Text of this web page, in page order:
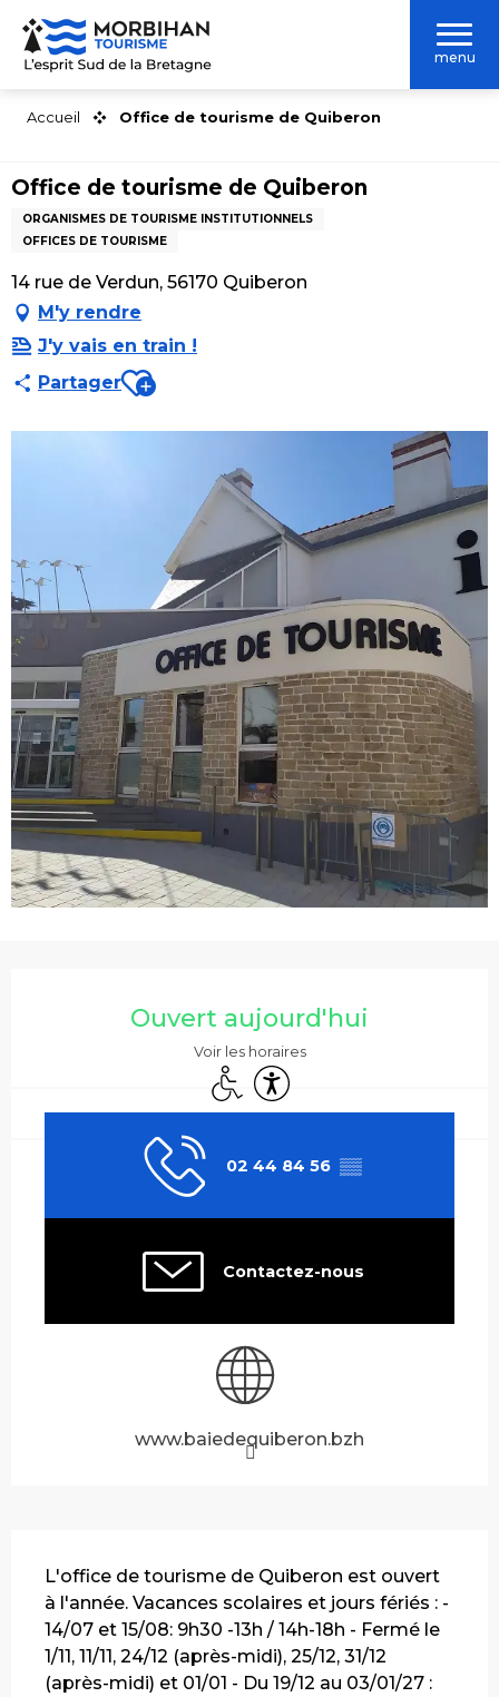
Aller
contenu
menu
Accueil Office de tourisme de Quiberon
Office de tourisme de Quiberon
ORGANISMES DE TOURISME INSTITUTIONNELS
OFFICES DE TOURISME
14 rue de Verdun, 56170 Quiberon
M'y rendre
J'y vais en train !
PartagerAjouter aux favoris
Ouvert aujourd'hui
Voir les horaires
Accès handicapés
Accessibilité
02 44 84 56 ▒▒
Contactez-nous
www.baiedequiberon.bzh
L'office de tourisme de Quiberon est ouvert
à l'année. Vacances scolaires et jours fériés : -
14/07 et 15/08: 9h30 -13h / 14h-18h - Fermé le
1/11, 11/11, 24/12 (après-midi), 25/12, 31/12
(après-midi) et 01/01 - Du 19/12 au 03/01/27 :